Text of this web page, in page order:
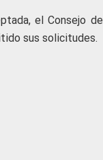
el Consejo de
sus solicitudes.